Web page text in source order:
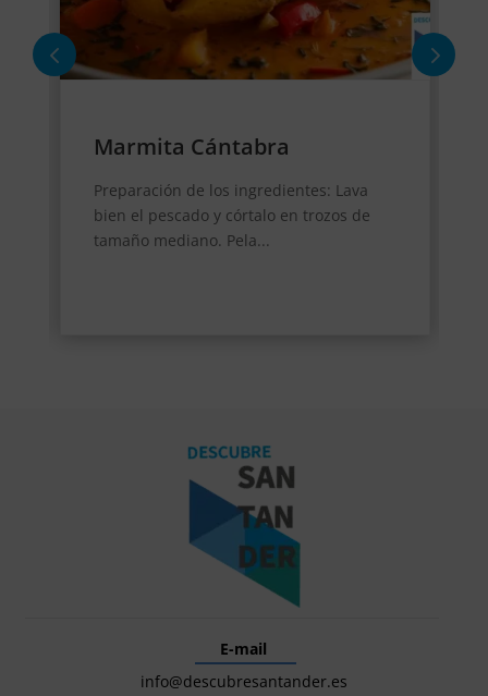
Marmita Cántabra
Preparación de los ingredientes: Lava
bien el pescado y córtalo en trozos de
tamaño mediano. Pela...
E-mail
info@descubresantander.es